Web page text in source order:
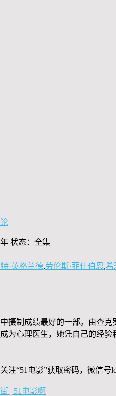
年 状态：全集
·英格兰德,劳伦斯·菲什伯恩,希
摄制成绩最好的一部。由查
为心理医生，她凭自己的经
注“51电影”获取密码，微信号
| 51电影啊